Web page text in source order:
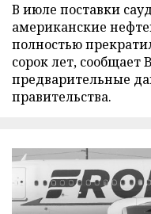
В июле поставки
американские
полностью
сорок лет, сообщает
предварительные
правительства.